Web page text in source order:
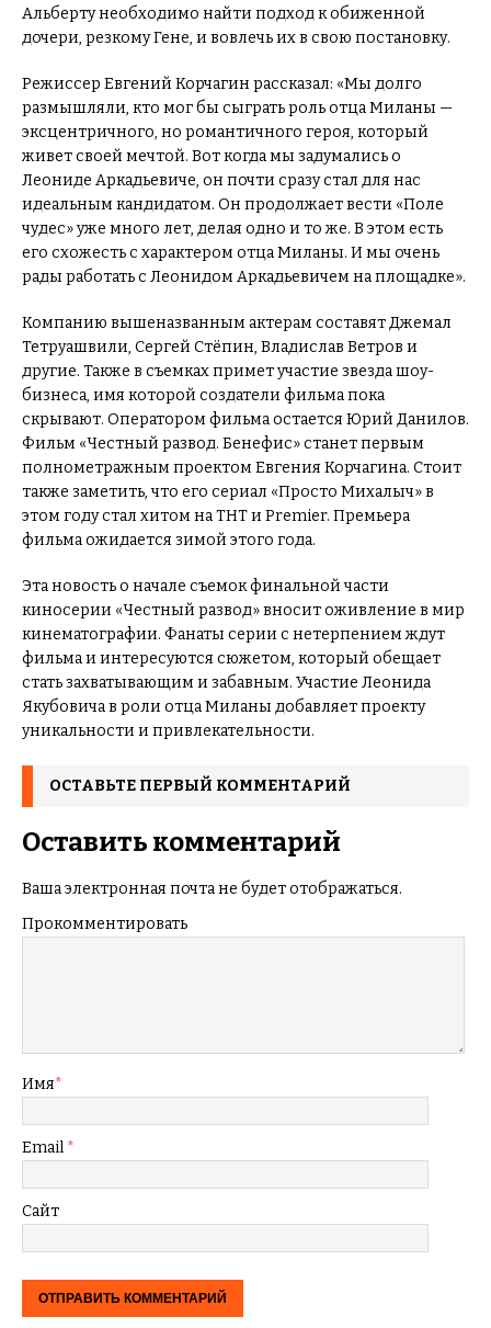
Альберту необходимо найти подход к обиженной
дочери, резкому Гене, и вовлечь их в свою постановку.
Режиссер Евгений Корчагин рассказал: «Мы долго
размышляли, кто мог бы сыграть роль отца Миланы —
эксцентричного, но романтичного героя, который
живет своей мечтой. Вот когда мы задумались о
Леониде Аркадьевиче, он почти сразу стал для нас
идеальным кандидатом. Он продолжает вести «Поле
чудес» уже много лет, делая одно и то же. В этом есть
его схожесть с характером отца Миланы. И мы очень
рады работать с Леонидом Аркадьевичем на площадке».
Компанию вышеназванным актерам составят Джемал
Тетруашвили, Сергей Стёпин, Владислав Ветров и
другие. Также в съемках примет участие звезда шоу-
бизнеса, имя которой создатели фильма пока
скрывают. Оператором фильма остается Юрий Данилов.
Фильм «Честный развод. Бенефис» станет первым
полнометражным проектом Евгения Корчагина. Стоит
также заметить, что его сериал «Просто Михалыч» в
этом году стал хитом на ТНТ и Premier. Премьера
фильма ожидается зимой этого года.
Эта новость о начале съемок финальной части
киносерии «Честный развод» вносит оживление в мир
кинематографии. Фанаты серии с нетерпением ждут
фильма и интересуются сюжетом, который обещает
стать захватывающим и забавным. Участие Леонида
Якубовича в роли отца Миланы добавляет проекту
уникальности и привлекательности.
ОСТАВЬТЕ ПЕРВЫЙ КОММЕНТАРИЙ
Оставить комментарий
Ваша электронная почта не будет отображаться.
Прокомментировать
Имя*
Email *
Сайт